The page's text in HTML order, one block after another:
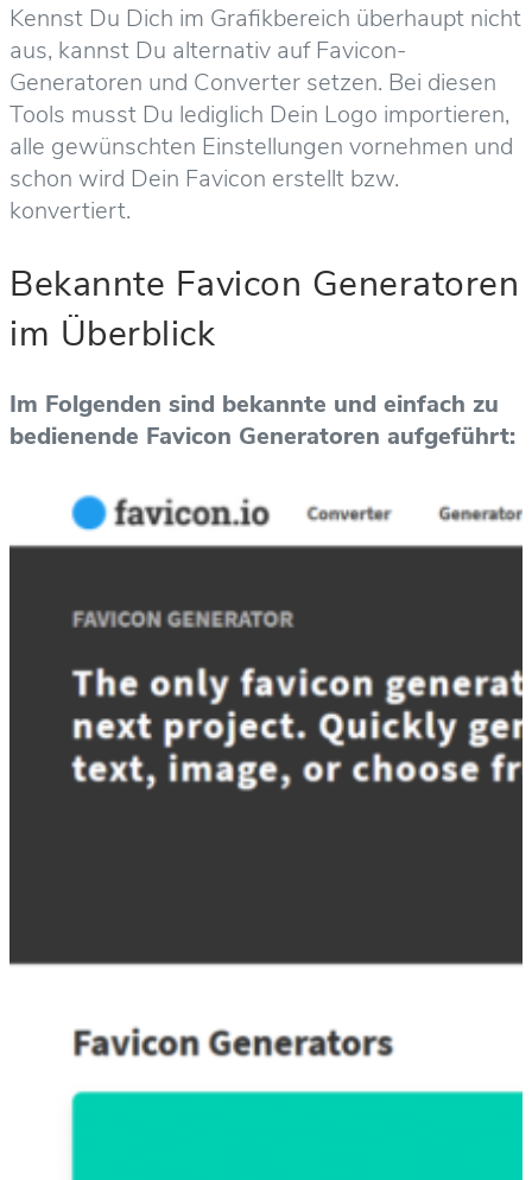
Kennst Du Dich im Grafikbereich überhaupt nicht
aus, kannst Du alternativ auf Favicon-
Generatoren und Converter setzen. Bei diesen
Tools musst Du lediglich Dein Logo importieren,
alle gewünschten Einstellungen vornehmen und
schon wird Dein Favicon erstellt bzw.
konvertiert.
Bekannte Favicon Generatoren
im Überblick
Im Folgenden sind bekannte und einfach zu
bedienende Favicon Generatoren aufgeführt: